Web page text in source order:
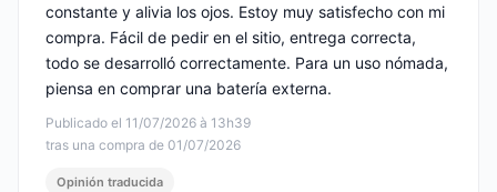
Publicado el 11/07/2026 à 13h39
tras una compra de 01/07/2026
constante y alivia los ojos. Estoy muy satisfecho con mi
compra. Fácil de pedir en el sitio, entrega correcta,
todo se desarrolló correctamente. Para un uso nómada,
piensa en comprar una batería externa.
Opinión traducida